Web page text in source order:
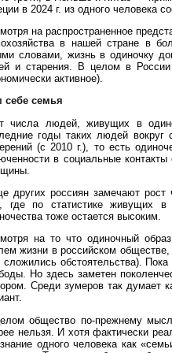
в 2024 г. из одного человека
на распространенное
в нашей стране в
словами, жизнь в одиночку
и старения. В целом в России
активное).
себе семья
числа людей, живущих в
годы таких людей
(с 2010 г.), то есть
в социальные
других россиян замечают
где по статистике живущих
тоже остается высоким.
на то что одиночный
жизни в российском
сложились обстоятельства).
Но здесь заметен
Среди зумеров так думает
общество по-прежнему
нельзя. И хотя фактически
одного человека как